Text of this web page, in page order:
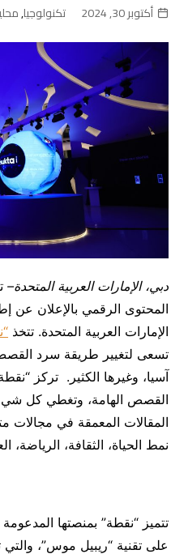
أكتوبر 30, 2024 تكنولوجيا,
دبي، الإمارات العربية المتحدة–
المحتوى الرقمي بالإعلان عن
الإمارات العربية المتحدة. تتخذ
تسعى لتغيير طريقة سرد
آسيا، وغيرها الكثير. تركز
القصص الهامة، وتغطي كل شيء
المقالات المعمقة في مجالات
نمط الحياة، الثقافة، الرياضة،
تتميز “نقطة” بمنصتها المدعومة
على تقنية “ريبيل موس”،